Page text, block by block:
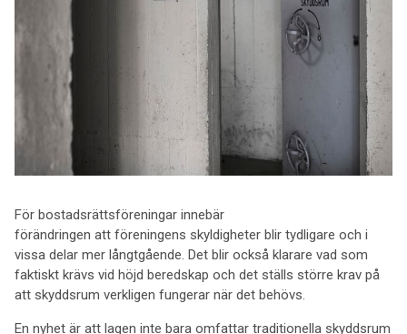
För bostadsrättsföreningar innebär
förändringen att föreningens skyldigheter blir tydligare och i
vissa delar mer långtgående. Det blir också klarare vad som
faktiskt krävs vid höjd beredskap och det ställs större krav på
att skyddsrum verkligen fungerar när det behövs.
En nyhet är att lagen inte bara omfattar traditionella skyddsrum